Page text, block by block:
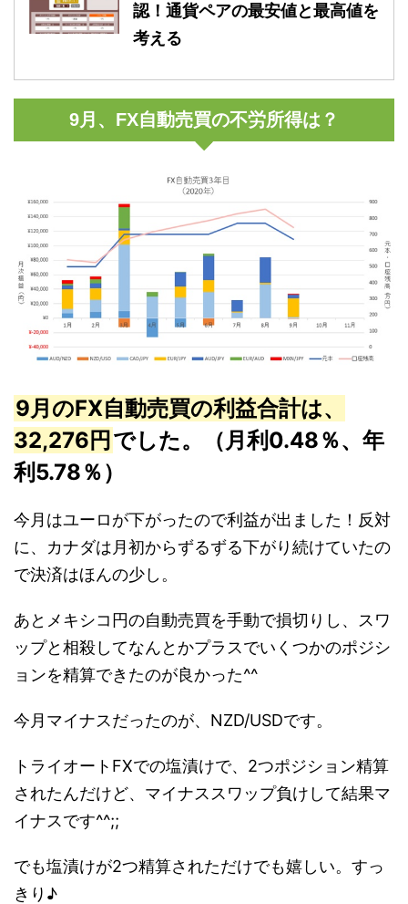
認！通貨ペアの最安値と最高値を
考える
9月、FX自動売買の不労所得は？
9月のFX自動売買の利益合計は、
32,276円でした。（月利0.48％、年
利5.78％）
今月はユーロが下がったので利益が出ました！反対
に、カナダは月初からずるずる下がり続けていたの
で決済はほんの少し。
あとメキシコ円の自動売買を手動で損切りし、スワ
ップと相殺してなんとかプラスでいくつかのポジシ
ョンを精算できたのが良かった^^
今月マイナスだったのが、NZD/USDです。
トライオートFXでの塩漬けで、2つポジション精算
されたんだけど、マイナススワップ負けして結果マ
イナスです^^;;
でも塩漬けが2つ精算されただけでも嬉しい。すっ
きり♪